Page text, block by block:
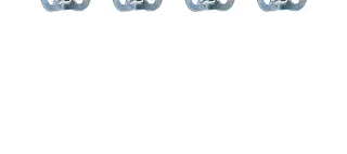
ค้าที่คุณกำลังเลือกซื้อนั้น มีการรับ